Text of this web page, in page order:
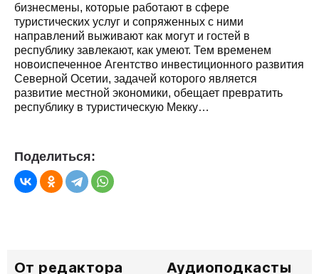
бизнесмены, которые работают в сфере
туристических услуг и сопряженных с ними
направлений выживают как могут и гостей в
республику завлекают, как умеют. Тем временем
новоиспеченное Агентство инвестиционного развития
Северной Осетии, задачей которого является
развитие местной экономики, обещает превратить
республику в туристическую Мекку…
Поделиться:
От редактора Аудиоподкасты